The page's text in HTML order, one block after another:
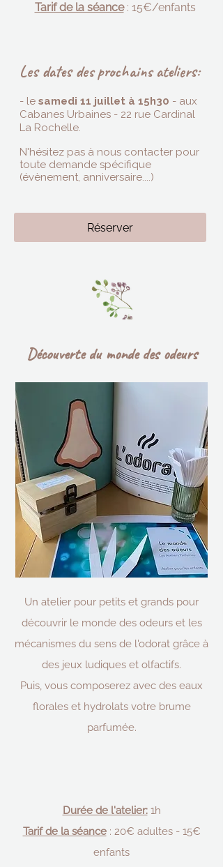
Tarif de la séance: 15€/enfants
Réserver
Les date​s des prochains ateliers:
- le samedi 11 juillet à 15h30 - aux
Cabanes Urbaines - 22 rue Cardinal
La Rochelle.
N'hésitez pas à nous contacter pour
toute demande spécifique
(évènement, anniversaire....)
Découverte du monde des odeu​rs
Un atelier pour petits et grands pour
découvrir le monde des odeurs et les
mécanismes du sens de l'odorat grâce à
des jeux ludiques et olfactifs.
Puis, vous composerez avec des eaux
florales et hydrolats votre brume
parfumée.
Durée de l'atelier:1h
Tarif de la séance: 20€ adultes - 15€
enfants